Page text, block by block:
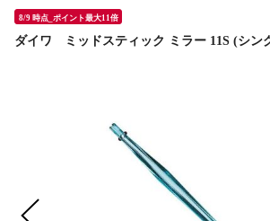
8/9 時点_ポイント最大11倍
ダイワ ミッドスティック ミラー 11S (シン